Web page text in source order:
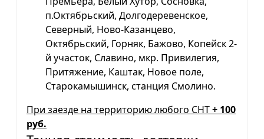
п.Октябрьский, Долгодеревенское,
Северный, Ново-Казанцево,
Октябрьский, Горняк, Бажово, Копейск 2-
й участок, Славино, мкр. Привилегия,
Притяжение, Каштак, Новое поле,
Старокамышинск, станция Смолино.
При заезде на территорию любого СНТ+ 100
руб.